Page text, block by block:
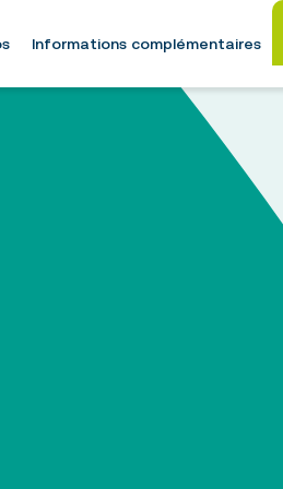
Informations complémentaires